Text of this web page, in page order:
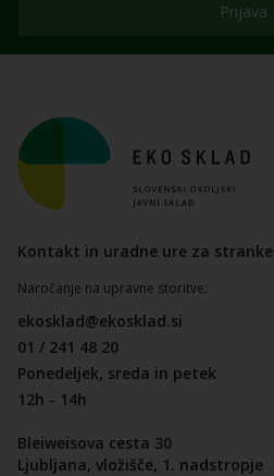
Prijava
Kontakt in uradne ure za stranke
Naročanje na upravne storitve:
ekosklad@ekosklad.si
01 / 241 48 20
Ponedeljek, sreda in petek
12h - 14h
Bleiweisova cesta 30
Ljubljana, vložišče, 1. nadstropje